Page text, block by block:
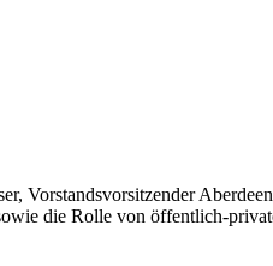
Vorstandsvorsitzender
die Rolle von öffentlich-